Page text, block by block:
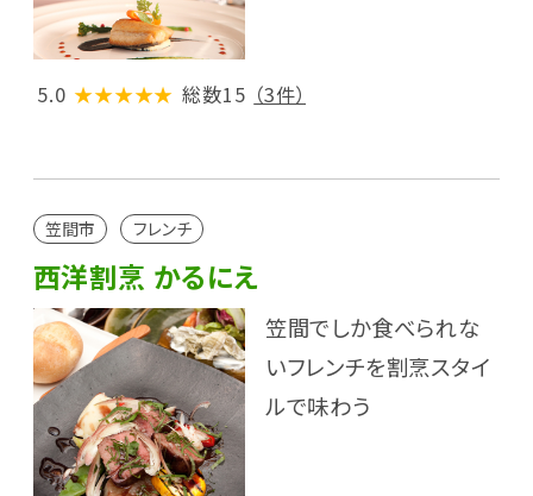
5.0 ★★★★★ 総数15 （3件）
笠間市 フレンチ
西洋割烹 かるにえ
笠間でしか食べられな
いフレンチを割烹スタイ
ルで味わう